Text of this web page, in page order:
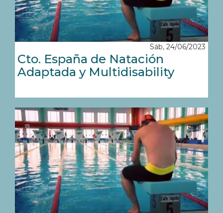
Sáb, 24/06/2023
Cto. España de Natación
Adaptada y Multidisability